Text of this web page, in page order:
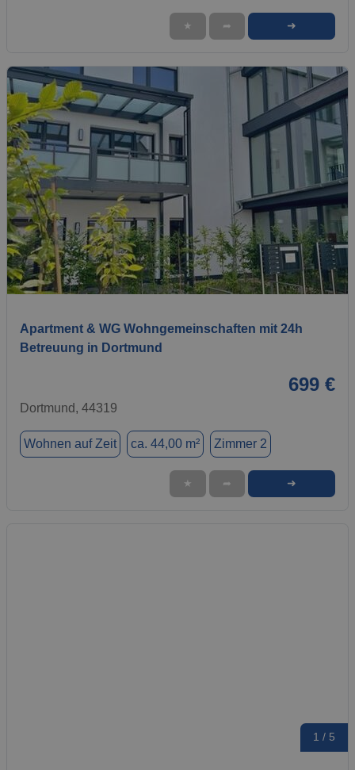
★ ➦ ➜
1 / 5
Apartment & WG Wohngemeinschaften mit 24h
Betreuung in Dortmund
699 €
Dortmund, 44319
Wohnen auf Zeit ca. 44,00 m² Zimmer 2
★ ➦ ➜
1 / 5